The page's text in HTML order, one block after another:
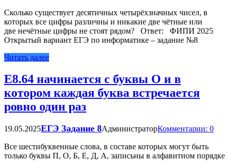
Сколько существует десятичных четырёхзначных чисел, в
которых все цифры различны и никакие две чётные или
две нечётные цифры не стоят рядом? Ответ: ФИПИ 2025
Открытый вариант ЕГЭ по информатике – задание №8
Читать далее
Е8.64 начинается с буквы О и в
котором каждая буква встречается
ровно один раз
19.05.2025ЕГЭ Задание 8АдминистраторКомментарии: 0
Все шестибуквенные слова, в составе которых могут быть
только буквы П, О, Б, Е, Д, А, записьны в алфавитном порядке